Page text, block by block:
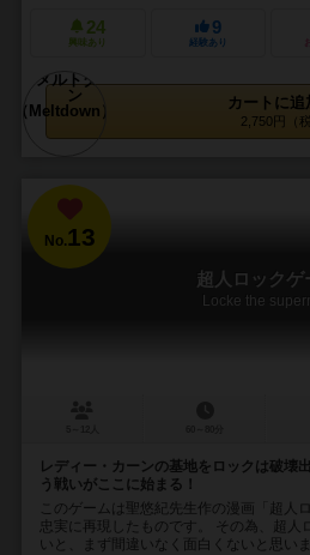
24
興味あり
9
経験あり
カートに追
2,750円（税
No.13
超人ロックゲ
Locke the
レディー・カーンの基地をロックは破
う戦いがここに始まる！
このゲームは聖悠紀先生作の漫画「超人
忠実に再現したものです。 その為、超人
いと、まず間違いなく面白くないと思い